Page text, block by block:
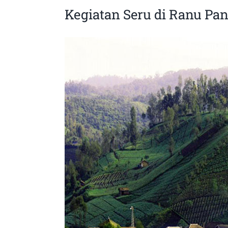
Kegiatan Seru di Ranu